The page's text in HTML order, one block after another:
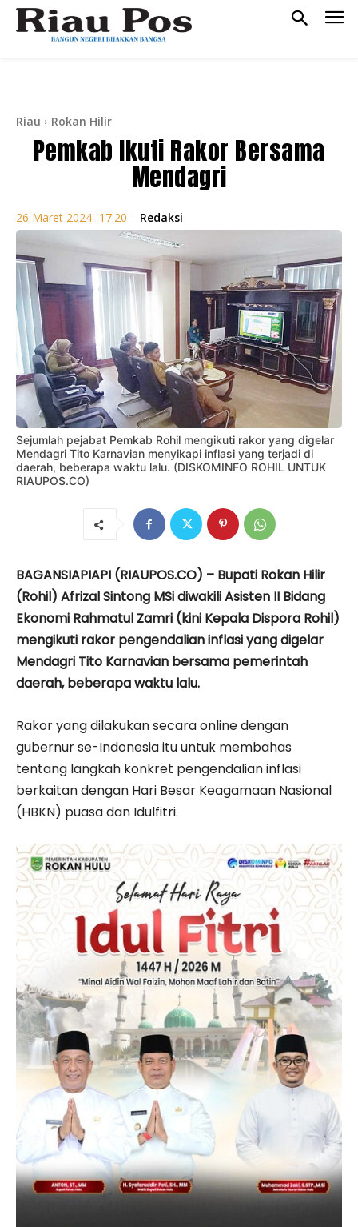
Riau Rokan Hilir
Pemkab Ikuti Rakor Bersama
Mendagri
26 Maret 2024 -17:20 | Redaksi
Sejumlah pejabat Pemkab Rohil mengikuti rakor yang digelar
Mendagri Tito Karnavian menyikapi inflasi yang terjadi di
daerah, beberapa waktu lalu. (DISKOMINFO ROHIL UNTUK
RIAUPOS.CO)
BAGANSIAPIAPI (RIAUPOS.CO) – Bupati Rokan Hilir
(Rohil) Afrizal Sintong MSi diwakili Asisten II Bidang
Ekonomi Rahmatul Zamri (kini Kepala Dispora Rohil)
mengikuti rakor pengendalian inflasi yang digelar
Mendagri Tito Karnavian bersama pemerintah
daerah, beberapa waktu lalu.
Rakor yang dilakukan secara online dengan
gubernur se-Indonesia itu untuk membahas
tentang langkah konkret pengendalian inflasi
berkaitan dengan Hari Besar Keagamaan Nasional
(HBKN) puasa dan Idulfitri.